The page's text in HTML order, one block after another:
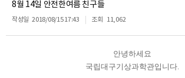
8월 14일 안전한여름 친구들
작성일 2018/08/15 17:43 조회 11,062
안녕하세요
국립대구기상과학관입니다.